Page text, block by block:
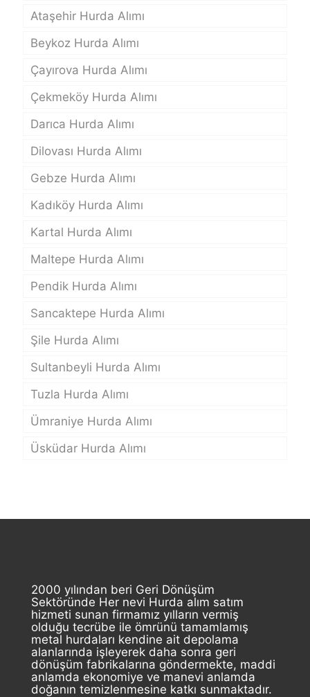
Ataşehir Hurda Alımı
Beykoz Hurda Alımı
Çayırova Hurda Alımı
Çekmeköy Hurda Alımı
Darıca Hurda Alımı
Dilovası Hurda Alımı
Gebze Hurda Alımı
Kadıköy Hurda Alımı
Kartal Hurda Alımı
Maltepe Hurda Alımı
Pendik Hurda Alımı
Sancaktepe Hurda Alımı
Şile Hurda Alımı
Sultanbeyli Hurda Alımı
Tuzla Hurda Alımı
Ümraniye Hurda Alımı
Üsküdar Hurda Alımı
2000 yılından beri Geri Dönüşüm
Sektöründe Her nevi Hurda alım satım
hizmeti sunan firmamız yılların vermiş
olduğu tecrübe ile ömrünü tamamlamış
metal hurdaları kendine ait depolama
alanlarında işleyerek daha sonra geri
dönüşüm fabrikalarına göndermekte, maddi
anlamda ekonomiye ve manevi anlamda
doğanın temizlenmesine katkı sunmaktadır.